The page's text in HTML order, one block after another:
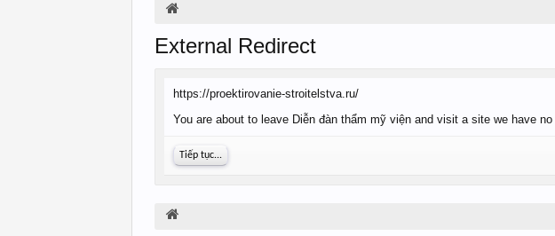
External Redirect
https://proektirovanie-stroitelstva.ru/
You are about to leave Diễn đàn thẩm mỹ viện and visit a site we have
Tiếp tục...